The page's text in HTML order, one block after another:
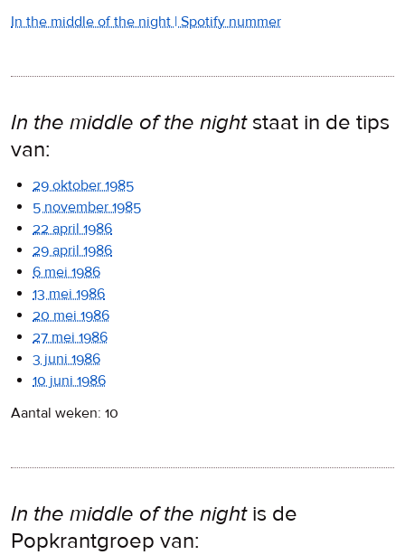
In the middle of the night | Spotify nummer
In the middle of the nightstaat in de tips
van:
29 oktober 1985
5 november 1985
22 april 1986
29 april 1986
6 mei 1986
13 mei 1986
20 mei 1986
27 mei 1986
3 juni 1986
10 juni 1986
Aantal weken: 10
In the middle of the nightis de
Popkrantgroep van: